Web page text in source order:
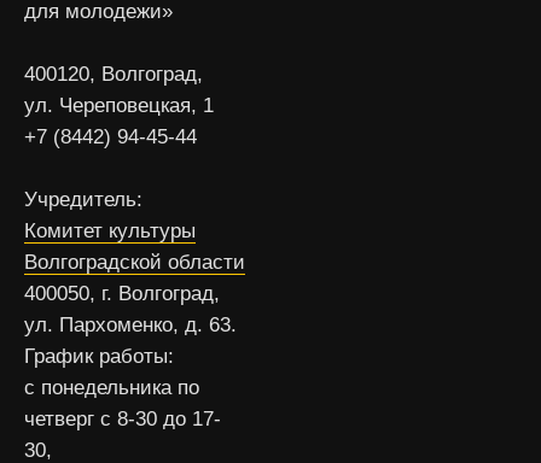
для молодежи»
400120, Волгоград,
ул. Череповецкая, 1
+7 (8442) 94-45-44
Учредитель:
Комитет культуры
Волгоградской области
400050, г. Волгоград,
ул. Пархоменко, д. 63.
График работы:
с понедельника по
четверг с 8-30 до 17-
30,